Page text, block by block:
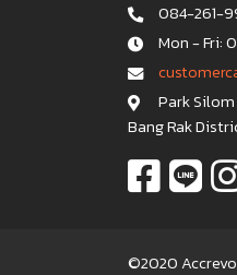
084-261-
Mon - Fri:
c u s t o m e r c
Park
Bang Rak
©2020